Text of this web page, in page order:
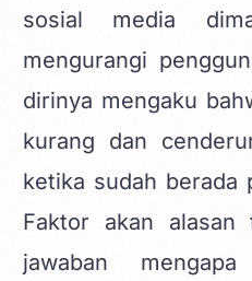
sosial media
mengurangi
dirinya mengaku
kurang dan
ketika sudah berada
Faktor akan alasan
jawaban